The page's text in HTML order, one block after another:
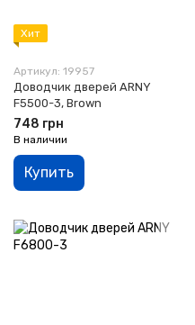
Хит
Артикул: 19957
Доводчик дверей ARNY
F5500-3, Brown
748 грн
В наличии
Купить